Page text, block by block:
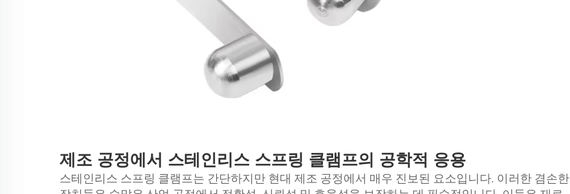
제조 공정에서 스테인리스 스프링 클램프의 공학적 응용
스테인리스 스프링 클램프는 간단하지만 현대 제조 공정에서 매우 진보된 요소입니다. 이러한 겸손한